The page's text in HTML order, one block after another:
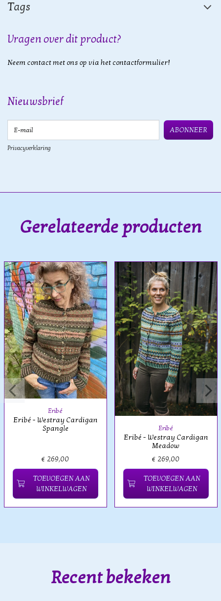
Tags
Vragen over dit product?
Neem contact met ons op via het contactformulier!
Nieuwsbrief
ABONNEER
Privacyverklaring
Gerelateerde producten
Eribé
Eribé - Westray Cardigan
Spangle
€ 269,00
TOEVOEGEN AAN
WINKELWAGEN
Eribé
Eribé - Westray Cardigan
Meadow
€ 269,00
TOEVOEGEN AAN
WINKELWAGEN
Recent bekeken